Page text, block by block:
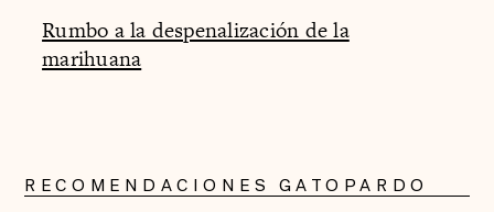
Rumbo a la despenalización de la
marihuana
RECOMENDACIONES GATOPARDO